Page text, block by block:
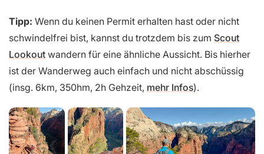
Tipp: Wenn du keinen Permit erhalten hast oder nicht
schwindelfrei bist, kannst du trotzdem bis zum Scout
Lookout wandern für eine ähnliche Aussicht. Bis hierher
ist der Wanderweg auch einfach und nicht abschüssig
(insg. 6km, 350hm, 2h Gehzeit, mehr Infos).